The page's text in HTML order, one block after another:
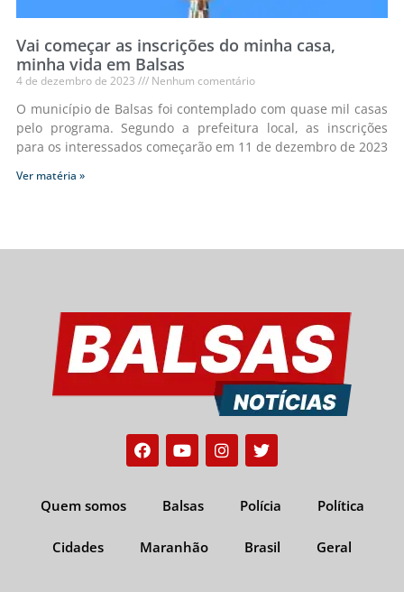
Vai começar as inscrições do minha casa,
minha vida em Balsas
4 de dezembro de 2023 Nenhum comentário
O município de Balsas foi contemplado com quase mil casas
pelo programa. Segundo a prefeitura local, as inscrições
para os interessados começarão em 11 de dezembro de 2023
Ver matéria »
Facebook
YoutubeInstagram
Twitter
Quem somos Balsas Polícia Política
Cidades Maranhão Brasil Geral